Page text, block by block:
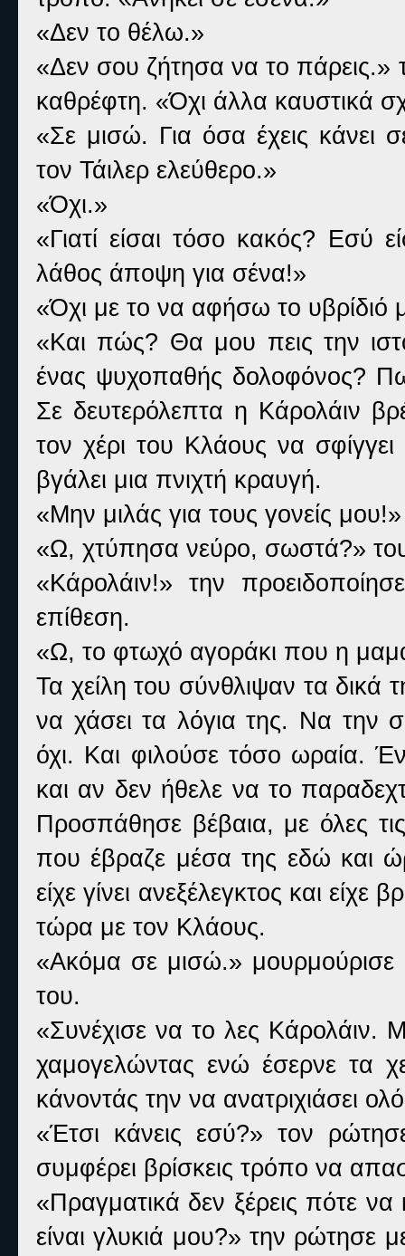
«Δεν το θέλω.»
«Δεν σου ζήτησα να το
καθρέφτη. «Όχι άλλα καυστικά
«Σε μισώ. Για όσα έχεις κάνει
τον Τάιλερ ελεύθερο.»
«Όχι.»
«Γιατί είσαι τόσο κακός? Εσύ
λάθος άποψη για σένα!»
«Όχι με το να αφήσω το υβρίδιό
«Και πώς? Θα μου πεις την
ένας ψυχοπαθής δολοφόνος?
Σε δευτερόλεπτα η Κάρολάιν
τον χέρι του Κλάους να
βγάλει μια πνιχτή κραυγή.
«Μην μιλάς για τους γονείς μου!»
«Ω, χτύπησα νεύρο, σωστά?»
«Κάρολάιν!» την
επίθεση.
«Ω, το φτωχό αγοράκι που η
Τα χείλη του σύνθλιψαν τα δικά
να χάσει τα λόγια της. Να την
όχι. Και φιλούσε τόσο ωραία.
και αν δεν ήθελε να το
Προσπάθησε βέβαια, με όλες
που έβραζε μέσα της εδώ και
είχε γίνει ανεξέλεγκτος και
τώρα με τον Κλάους.
«Ακόμα σε μισώ.»
του.
«Συνέχισε να το λες Κάρολάιν.
χαμογελώντας ενώ έσερνε τα
κάνοντάς την να ανατριχιάσει
«Έτσι κάνεις εσύ?» τον
συμφέρει βρίσκεις τρόπο να
«Πραγματικά δεν ξέρεις πότε να
είναι γλυκιά μου?» την ρώτησε